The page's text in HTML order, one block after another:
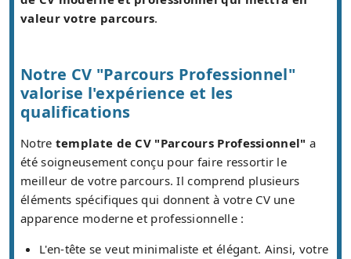
valeur votre parcours.
Notre CV "Parcours Professionnel"
valorise l'expérience et les
qualifications
Notre template de CV "Parcours Professionnel" a
été soigneusement conçu pour faire ressortir le
meilleur de votre parcours. Il comprend plusieurs
éléments spécifiques qui donnent à votre CV une
apparence moderne et professionnelle :
L'en-tête se veut minimaliste et élégant. Ainsi, votre